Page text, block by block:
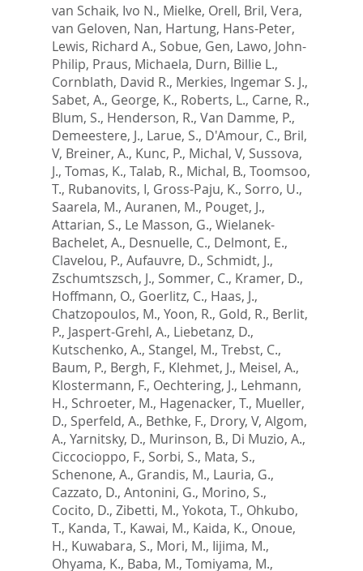
van Schaik, Ivo N., Mielke, Orell, Bril, Vera,
van Geloven, Nan, Hartung, Hans-Peter,
Lewis, Richard A., Sobue, Gen, Lawo, John-
Philip, Praus, Michaela, Durn, Billie L.,
Cornblath, David R., Merkies, Ingemar S. J.,
Sabet, A., George, K., Roberts, L., Carne, R.,
Blum, S., Henderson, R., Van Damme, P.,
Demeestere, J., Larue, S., D'Amour, C., Bril,
V, Breiner, A., Kunc, P., Michal, V, Sussova,
J., Tomas, K., Talab, R., Michal, B., Toomsoo,
T., Rubanovits, I, Gross-Paju, K., Sorro, U.,
Saarela, M., Auranen, M., Pouget, J.,
Attarian, S., Le Masson, G., Wielanek-
Bachelet, A., Desnuelle, C., Delmont, E.,
Clavelou, P., Aufauvre, D., Schmidt, J.,
Zschumtszsch, J., Sommer, C., Kramer, D.,
Hoffmann, O., Goerlitz, C., Haas, J.,
Chatzopoulos, M., Yoon, R., Gold, R., Berlit,
P., Jaspert-Grehl, A., Liebetanz, D.,
Kutschenko, A., Stangel, M., Trebst, C.,
Baum, P., Bergh, F., Klehmet, J., Meisel, A.,
Klostermann, F., Oechtering, J., Lehmann,
H., Schroeter, M., Hagenacker, T., Mueller,
D., Sperfeld, A., Bethke, F., Drory, V, Algom,
A., Yarnitsky, D., Murinson, B., Di Muzio, A.,
Ciccocioppo, F., Sorbi, S., Mata, S.,
Schenone, A., Grandis, M., Lauria, G.,
Cazzato, D., Antonini, G., Morino, S.,
Cocito, D., Zibetti, M., Yokota, T., Ohkubo,
T., Kanda, T., Kawai, M., Kaida, K., Onoue,
H., Kuwabara, S., Mori, M., Iijima, M.,
Ohyama, K., Baba, M., Tomiyama, M.,